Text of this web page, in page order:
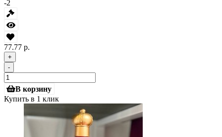
-2
77.77 р.
+
-
В корзину
Купить в 1 клик